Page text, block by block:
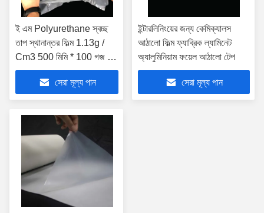
ই এম Polyurethane স্বচ্ছ
তাপ স্থানান্তর ফিল্ম 1.13g /
Cm3 500 মিমি * 100 গজ /
রোল
সেরা মূল্য পান
ইন্টারলিনিংয়ের জন্য কেমিক্যালস
আঠালো ফিল্ম ফ্যাব্রিক ল্যামিনেট
অ্যালুমিনিয়াম ফয়েল আঠালো টেপ
সেরা মূল্য পান